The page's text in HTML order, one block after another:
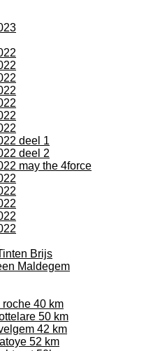
deel 1
deel 2
may the 4force
Brijs
Maldegem
40 km
50 km
42 km
52 km